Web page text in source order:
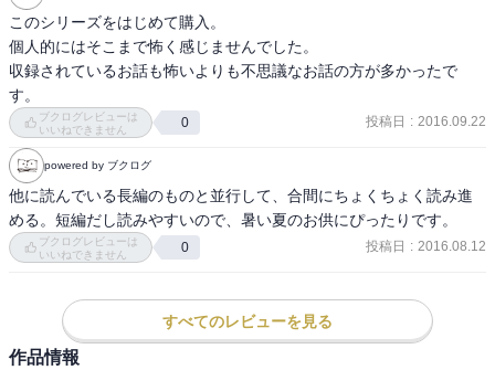
このシリーズをはじめて購入。
個人的にはそこまで怖く感じませんでした。
収録されているお話も怖いよりも不思議なお話の方が多かったで
す。
ブクログレビューは
いいねできません
0 投稿日 : 2016.09.22
powered by ブクログ
他に読んでいる長編のものと並行して、合間にちょくちょく読み進
める。短編だし読みやすいので、暑い夏のお供にぴったりです。
ブクログレビューは
いいねできません
0 投稿日 : 2016.08.12
すべてのレビューを見る
作品情報